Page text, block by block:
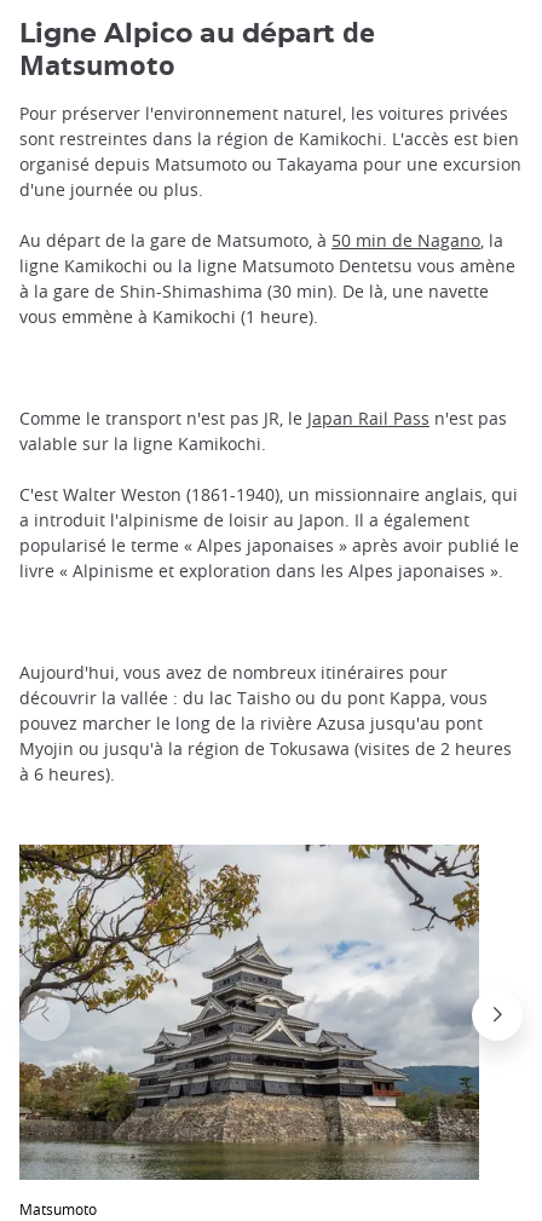
Ligne Alpico au départ de
Matsumoto
Pour préserver l'environnement naturel, les voitures privées
sont restreintes dans la région de Kamikochi. L'accès est bien
organisé depuis Matsumoto ou Takayama pour une excursion
d'une journée ou plus.
Au départ de la gare de Matsumoto, à 50 min de Nagano , la
ligne Kamikochi ou la ligne Matsumoto Dentetsu vous amène
à la gare de Shin-Shimashima (30 min). De là, une navette
vous emmène à Kamikochi (1 heure).
Comme le transport n'est pas JR, le Japan Rail Pass n'est pas
valable sur la ligne Kamikochi.
C'est Walter Weston (1861-1940), un missionnaire anglais, qui
a introduit l'alpinisme de loisir au Japon. Il a également
popularisé le terme « Alpes japonaises » après avoir publié le
livre « Alpinisme et exploration dans les Alpes japonaises ».
Aujourd'hui, vous avez de nombreux itinéraires pour
découvrir la vallée : du lac Taisho ou du pont Kappa, vous
pouvez marcher le long de la rivière Azusa jusqu'au pont
Myojin ou jusqu'à la région de Tokusawa (visites de 2 heures
à 6 heures).
Matsumoto